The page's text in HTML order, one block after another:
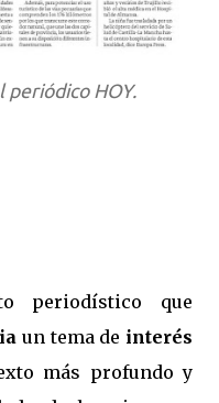
periódico HOY.
periodístico que
un tema de interés
más profundo y